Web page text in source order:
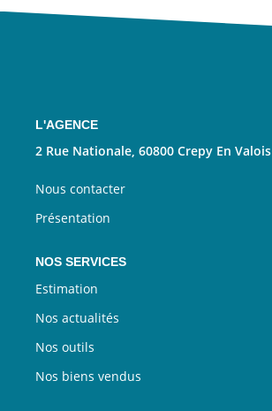
Nous Rejoindre
L'AGENCE
2 Rue Nationale, 60800 Crepy En Valois
Nous contacter
Présentation
NOS SERVICES
Estimation
Nos actualités
Nos outils
Nos biens vendus